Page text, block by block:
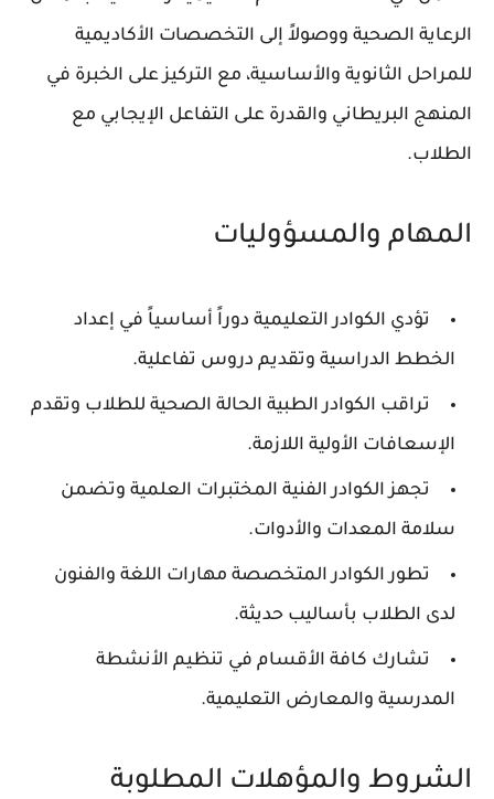
الرعاية الصحية ووصولاً إلى التخصصات الأكاديمية
للمراحل الثانوية والأساسية، مع التركيز على الخبرة في
المنهج البريطاني والقدرة على التفاعل الإيجابي مع
الطلاب.
المهام والمسؤوليات
تؤدي الكوادر التعليمية دوراً أساسياً في إعداد
الخطط الدراسية وتقديم دروس تفاعلية.
تراقب الكوادر الطبية الحالة الصحية للطلاب وتقدم
الإسعافات الأولية اللازمة.
تجهز الكوادر الفنية المختبرات العلمية وتضمن
سلامة المعدات والأدوات.
تطور الكوادر المتخصصة مهارات اللغة والفنون
لدى الطلاب بأساليب حديثة.
تشارك كافة الأقسام في تنظيم الأنشطة
المدرسية والمعارض التعليمية.
الشروط والمؤهلات المطلوبة